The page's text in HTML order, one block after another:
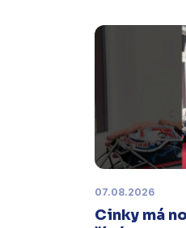
Úterý 27.
, které
odehrát 31.
marodky Králů
domluvily na
Bruslaři se s
pondělí 16.
Charitativní
07.08.2026
Cinky má